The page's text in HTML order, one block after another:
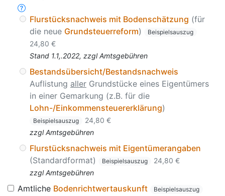
Flurstücksnachweis mit Bodenschätzung (für
die neue Grundsteuerreform) Beispielsauszug
24,80 €
Stand 1.1,.2022, zzgl Amtsgebühren
Bestandsübersicht/Bestandsnachweis
Auflistung aller Grundstücke eines Eigentümers
in einer Gemarkung (z.B. für die
Lohn-/Einkommensteuererklärung)
Beispielsauszug
24,80 €
zzgl Amtsgebühren
Flurstücksnachweis mit Eigentümerangaben
(Standardformat)
Beispielsauszug
24,80 €
zzgl Amtsgebühren
Amtliche Bodenrichtwertauskunft Beispielsauszug